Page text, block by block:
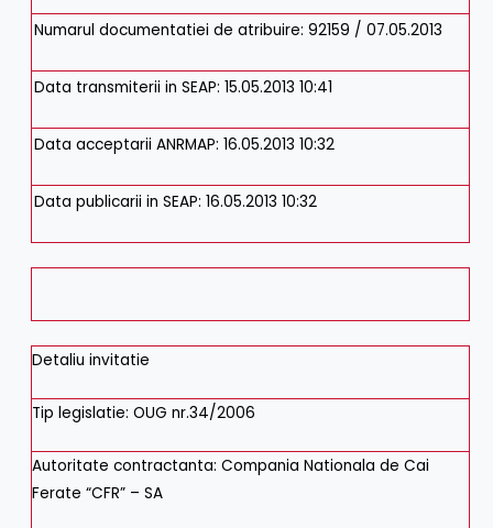
Numarul documentatiei de atribuire:92159 / 07.05.2013
Data transmiterii in SEAP:15.05.2013 10:41
Data acceptarii ANRMAP:16.05.2013 10:32
Data publicarii in SEAP:16.05.2013 10:32
Detaliu invitatie
Tip legislatie:OUG nr.34/2006
Autoritate contractanta:Compania Nationala de Cai
Ferate “CFR” – SA